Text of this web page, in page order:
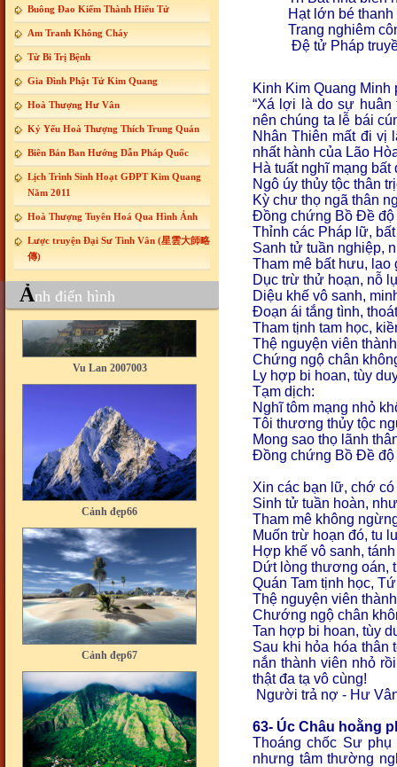
Buông Đao Kiếm Thành Hiếu Tử
Am Tranh Không Cháy
Từ Bi Trị Bệnh
Gia Đình Phật Tử Kim Quang
Hoà Thượng Hư Vân
Kỷ Yếu Hoà Thượng Thích Trung Quán
Biên Bản Ban Hướng Dẫn Pháp Quốc
Lịch Trình Sinh Hoạt GĐPT Kim Quang
Năm 2011
Hoà Thượng Tuyên Hoá Qua Hình Ảnh
Lược truyện Đại Sư Tinh Vân (星雲大師略
傳)
Ảnh điển hình
Vu Lan 2007003
Cảnh đẹp66
Cảnh đẹp67
Hạt lớn bé
Trang nghiêm
Đệ tử Pháp
Kinh Kim Quang Minh
“Xá lợi là do sự huân
nên chúng ta lễ bái
Nhân Thiên mất đi vị
nhất hành của Lão
Hà tuất nghĩ mạng bất
Ngô úy thủy tộc thân
Kỳ chư thọ ngã thân
Đồng chứng Bồ Đề độ
Thỉnh các Pháp lữ,
Sanh tử tuần nghiệp,
Tham mê bất hưu, lao
Dục trừ thử hoạn, nỗ
Diệu khế vô sanh,
Đoạn ái tắng tình,
Tham tịnh tam học,
Thệ nguyện viên
Chứng ngộ chân
Ly hợp bi hoan, tùy
Tạm dịch:
Nghĩ tôm mạng nhỏ
Tôi thương thủy tộc
Mong sao thọ lãnh
Đồng chứng Bồ Đề độ
Xin các bạn lữ, chớ
Sinh tử tuần hoàn,
Tham mê không
Muốn trừ hoạn đó, tu
Hợp khế vô sanh,
Dứt lòng thương oán,
Quán Tam tịnh học,
Thệ nguyện viên
Chướng ngộ chân
Tan hợp bi hoan, tùy
Sau khi hỏa hóa thân
nắn thành viên nhỏ
thật đa tạ vô cùng!
Người trả nợ - Hư
63- Úc Châu hoằng
Thoáng chốc Sư
nhưng tâm thường